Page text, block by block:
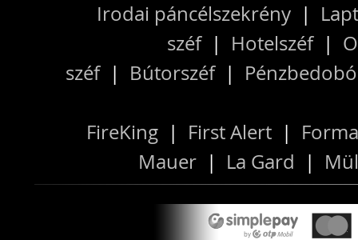
Irodai páncélszekrény |
széf| Hotelszéf|
széf| Bútorszéf|
FireKing | First Alert |
Mauer | La Gard |